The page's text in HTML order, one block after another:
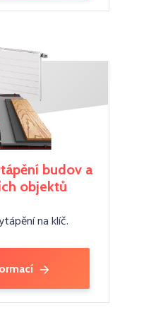
budov a
objektů
na klíč.